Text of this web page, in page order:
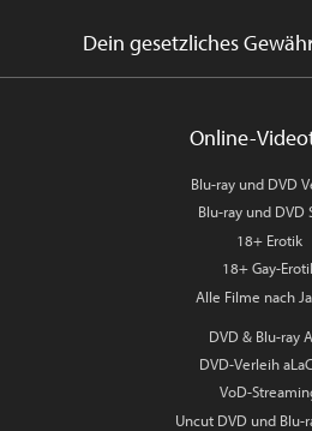
Dein gesetzliches
Online-
Blu-ray und DVD
Blu-ray und DVD
18+ Erotik
18+ Gay-
Alle Filme nach
DVD & Blu-ray
DVD-Verleih
VoD-
Uncut DVD und Blu-